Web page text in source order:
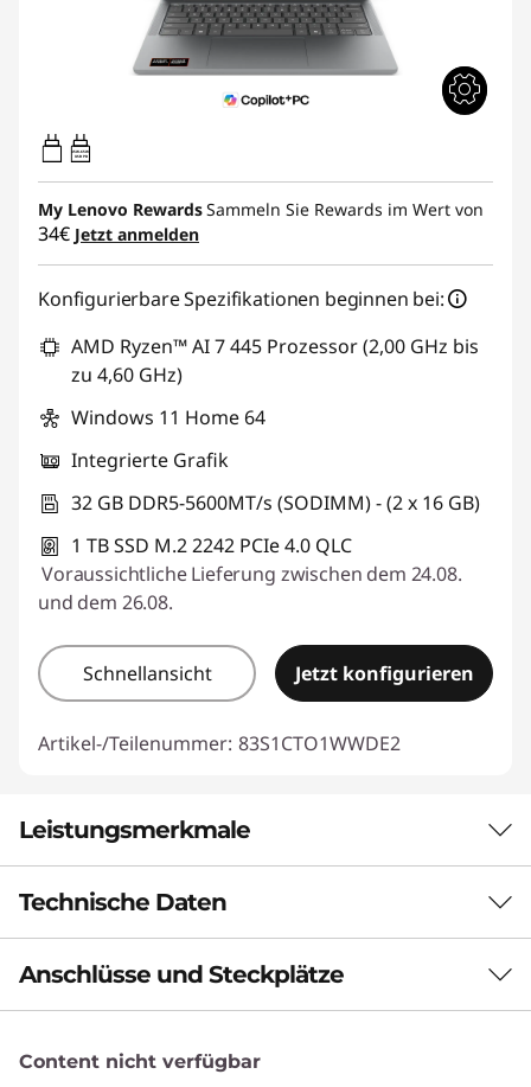
45W-65W
USB PD
My Lenovo RewardsSammeln Sie Rewards im Wert von
34€ Jetzt anmelden
Konfigurierbare Spezifikationen beginnen bei:
AMD Ryzen™ AI 7 445 Prozessor (2,00 GHz bis
zu 4,60 GHz)
Windows 11 Home 64
Integrierte Grafik
32 GB DDR5-5600MT/s (SODIMM) - (2 x 16 GB)
1 TB SSD M.2 2242 PCIe 4.0 QLC
Voraussichtliche Lieferung zwischen dem 24.08.
und dem 26.08.
Schnellansicht Jetzt konfigurieren
Artikel-/Teilenummer: 83S1CTO1WWDE2
Leistungsmerkmale
STÄRKE UND STIL MIT KONSTANTER
LEISTUNG
Tragbare Leistung
Technische Daten
Leistung
KI-Leistung von bis zu 50 Billionen Operationen pro
Anschlüsse und Steckplätze
Content nicht verfügbar